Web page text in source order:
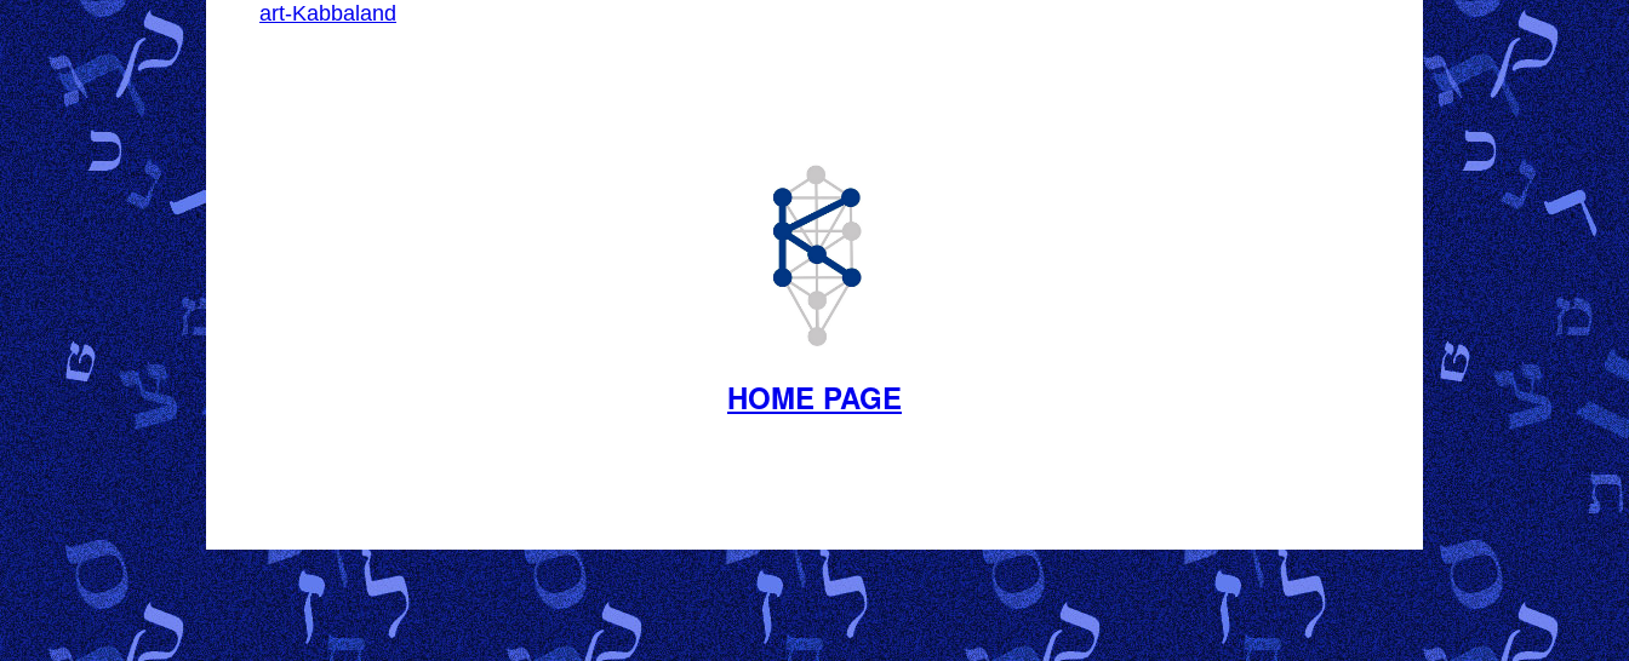
art-Kabbaland
HOME PAGE